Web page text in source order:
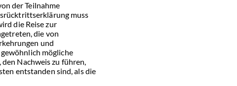
der Teilnahme
muss
die Reise zur
die von
und
mögliche
Nachweis zu führen,
entstanden sind, als die